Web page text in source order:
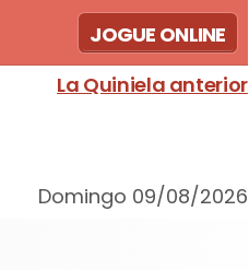
JOGUE ONLINE
La Quiniela anterior
Domingo 09/08/2026